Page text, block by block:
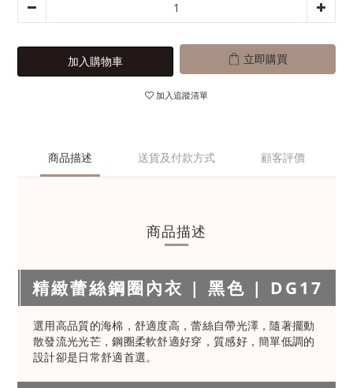
加入購物車 立即購買
加入追蹤清單
商品描述 送貨及付款方式 顧客評價
商品描述
精緻蕾絲鋼圈內衣 | 黑色 | DG17
選用高品質的海棉，舒適度高，蕾絲自帶光澤，隨著擺動
散發流光光芒，鋼圈柔軟舒適好穿，質感好，簡單低調的
設計卻是日常舒適首選。